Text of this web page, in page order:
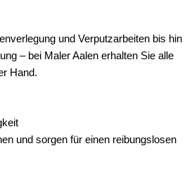
und Verputzarbeiten bis hin
– bei Maler Aalen erhalten Sie alle
Hand.
und sorgen für einen reibungslosen